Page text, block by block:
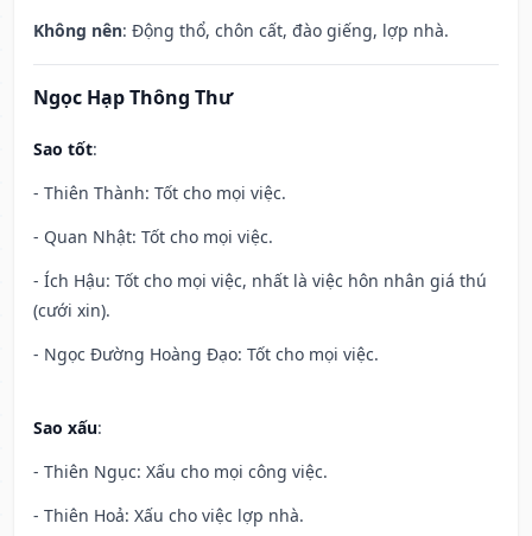
Không nên: Động thổ, chôn cất, đào giếng, lợp nhà.
Ngọc Hạp Thông Thư
Sao tốt:
- Thiên Thành: Tốt cho mọi việc.
- Quan Nhật: Tốt cho mọi việc.
- Ích Hậu: Tốt cho mọi việc, nhất là việc hôn nhân giá thú
(cưới xin).
- Ngọc Đường Hoàng Đạo: Tốt cho mọi việc.
Sao xấu:
- Thiên Ngục: Xấu cho mọi công việc.
- Thiên Hoả: Xấu cho việc lợp nhà.